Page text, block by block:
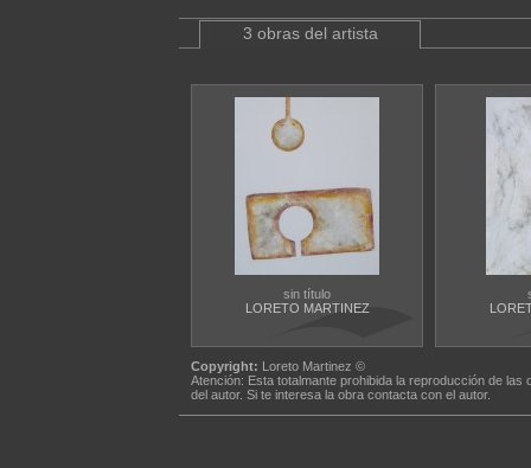
3 obras del artista
sin título
LORETO MARTINEZ
Copyright: Loreto Martinez ©
Atención: Esta totalmante prohibida la reproducción de
del autor. Si te interesa la obra contacta con el autor.